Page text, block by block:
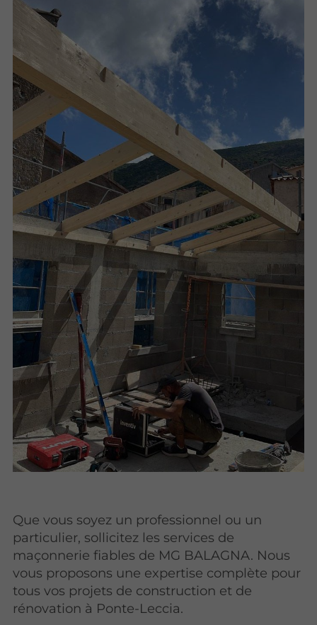
Que vous soyez un professionnel ou un
particulier, sollicitez les services de
maçonnerie fiables de MG BALAGNA. Nous
vous proposons une expertise complète pour
tous vos projets de construction et de
rénovation à Ponte-Leccia.